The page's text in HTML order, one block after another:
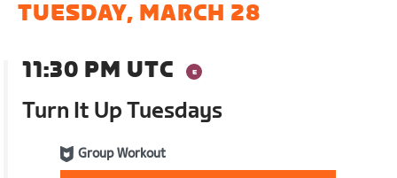
TUESDAY, MARCH 28
11:30 PM UTC
Turn It Up Tuesdays
Group Workout